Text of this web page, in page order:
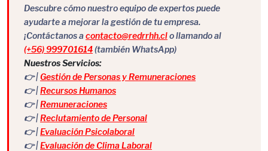
Descubre cómo nuestro equipo de expertos puede
ayudarte a mejorar la gestión de tu empresa.
¡Contáctanos acontacto@redrrhh.clo llamando al
(+56) 999701614(también WhatsApp)
Nuestros Servicios:
👉 |Gestión de Personas y Remuneraciones
👉 |Recursos Humanos
👉 |Remuneraciones
👉 |Reclutamiento de Personal
👉 |Evaluación Psicolaboral
👉 |Evaluación de Clima Laboral